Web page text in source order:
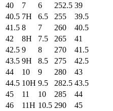
40
7 6 252.5 39
40.5 7H 6.5 255
39.5
41.5 8 7 260
40.5
42
8H 7.5 265
41
42.5 9 8 270
41.5
43.5 9H 8.5 275
42.5
44
10 9 280
43
44.5 10H 9.5 282.5 43.5
45
11 10 285
44
46
11H 10.5 290
45